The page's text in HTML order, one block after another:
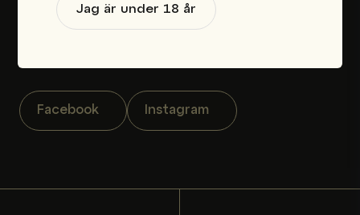
Jag är under 18 år
Telefon: 08-88 60 70
Facebook Instagram